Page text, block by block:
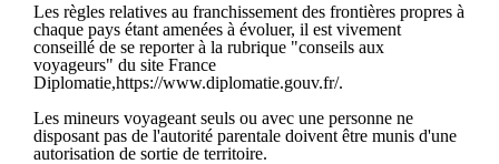
Les règles relatives au franchissement des frontières propres à
chaque pays étant amenées à évoluer, il est vivement
conseillé de se reporter à la rubrique "conseils aux
voyageurs" du site France
Diplomatie,https://www.diplomatie.gouv.fr/.
Les mineurs voyageant seuls ou avec une personne ne
disposant pas de l'autorité parentale doivent être munis d'une
autorisation de sortie de territoire.